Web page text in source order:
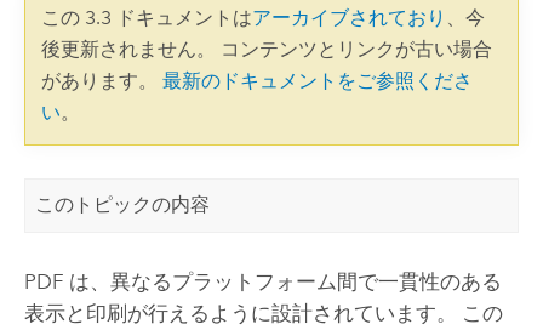
この 3.3 ドキュメントはアーカイブされており 、今
後更新されません。 コンテンツとリンクが古い場合
があります。 最新のドキュメントをご参照くださ
い。
このトピックの内容
PDF は、異なるプラットフォーム間で一貫性のある
表示と印刷が行えるように設計されています。 この